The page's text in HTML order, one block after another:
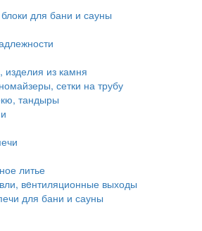
для бани и сауны
из камня
сетки на трубу
тандыры
литье
вeнтиляционные выходы
для бани и сауны